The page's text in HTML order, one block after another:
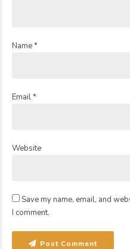
Name *
Email *
Website
Save my name, email, and
I comment.
Post Comment